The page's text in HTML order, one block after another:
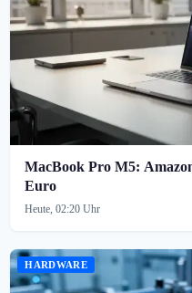
MacBook Pro M5:
Euro
Heute, 02:20 Uhr
HARDWARE